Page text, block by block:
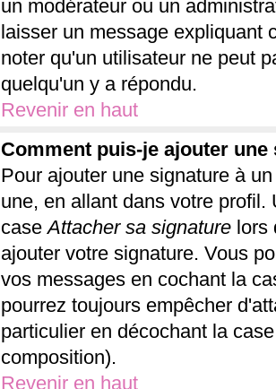
un modérateur ou un
laisser un message expliquant
noter qu'un utilisateur ne peut
quelqu'un y a répondu.
Revenir en haut
Comment puis-je ajouter
Pour ajouter une signature à
une, en allant dans votre
caseAttacher sa signaturelors
ajouter votre signature. Vous
vos messages en cochant la
pourrez toujours empêcher
particulier en décochant la
composition).
Revenir en haut